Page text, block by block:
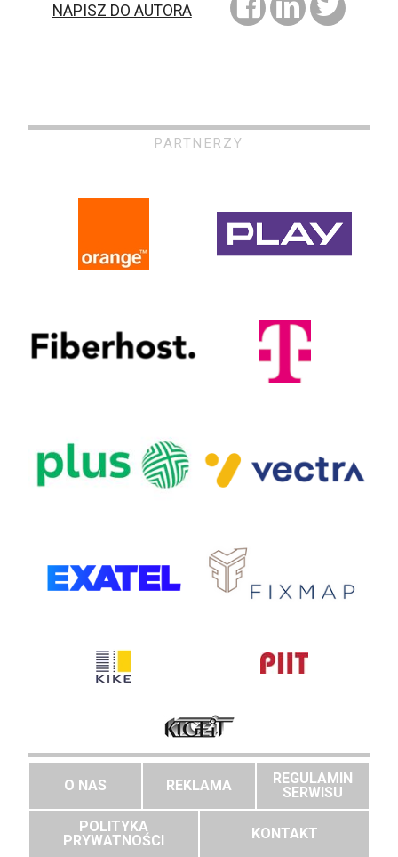
NAPISZ DO AUTORA
PARTNERZY
O NAS REKLAMA
REGULAMIN
SERWISU
POLITYKA
PRYWATNOŚCI
KONTAKT